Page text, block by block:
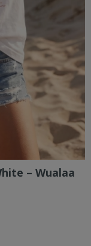
– Wualaa